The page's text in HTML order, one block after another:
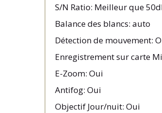
S/N Ratio: Meilleur que
Balance des blancs: auto
Détection de mouvement:
Enregistrement sur carte
E-Zoom: Oui
Antifog: Oui
Objectif Jour/nuit: Oui